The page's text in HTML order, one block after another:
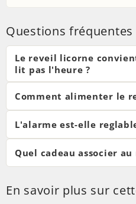
Questions fréquentes
Le reveil licorne
lit pas l'heure ?
Comment alimenter le
L'alarme est-elle
Quel cadeau associer
En savoir plus sur